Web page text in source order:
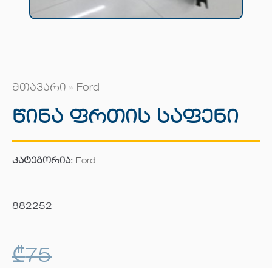
მთავარი » Ford
Წინა Ფრთის Საფენი
კატეგორია: Ford
882252
₾75